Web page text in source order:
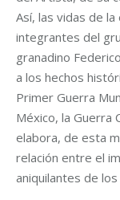
Así, las vidas de
integrantes del
granadino
a los hechos
Primer Guerra
México, la Guerra
elabora, de esta
relación entre el
aniquilantes de